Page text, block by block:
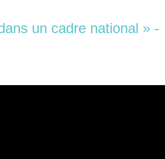
un cadre national » -